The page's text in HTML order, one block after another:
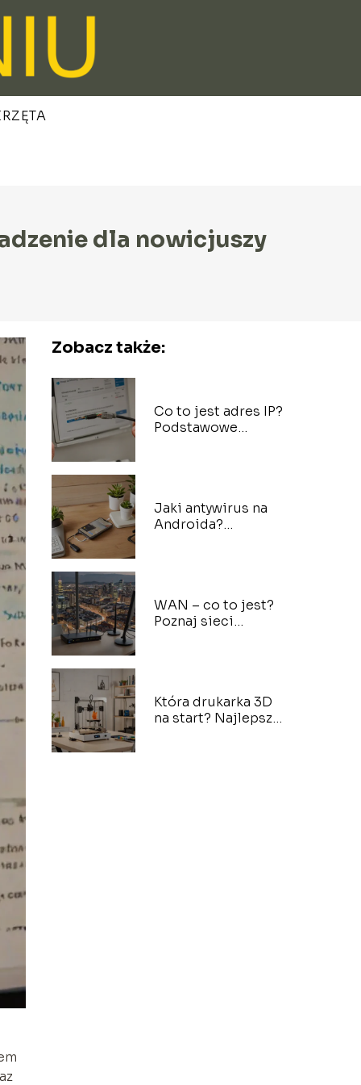
dla nowicjuszy
Zobacz także:
Co to jest adres IP?
Podstawowe
Jaki antywirus na
Androida?
WAN – co to jest?
Poznaj sieci
Która drukarka 3D
na start? Najlepsze